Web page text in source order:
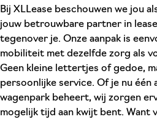
Bij XLLease beschouwen we jou
jouw betrouwbare partner in
tegenover je. Onze aanpak is
mobiliteit met dezelfde zorg als
Geen kleine lettertjes of gedoe,
persoonlijke service. Of je nu één
wagenpark beheert, wij zorgen
mogelijk tijd aan kwijt bent. Want